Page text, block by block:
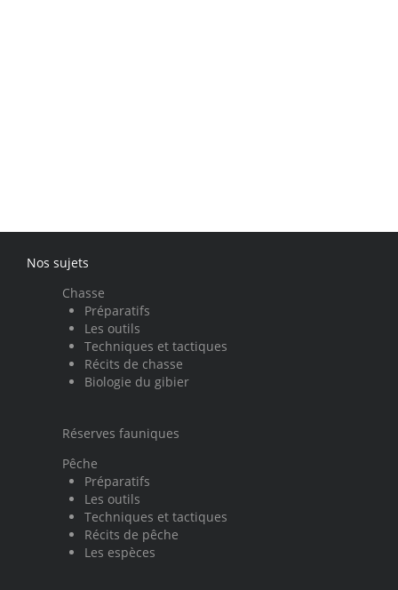
Nos sujets
Chasse
Préparatifs
Les outils
Techniques et tactiques
Récits de chasse
Biologie du gibier
Réserves fauniques
Pêche
Préparatifs
Les outils
Techniques et tactiques
Récits de pêche
Les espèces